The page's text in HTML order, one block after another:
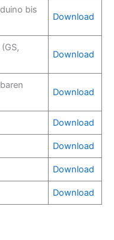
bis
Download
Download
Download
Download
Download
Download
Download